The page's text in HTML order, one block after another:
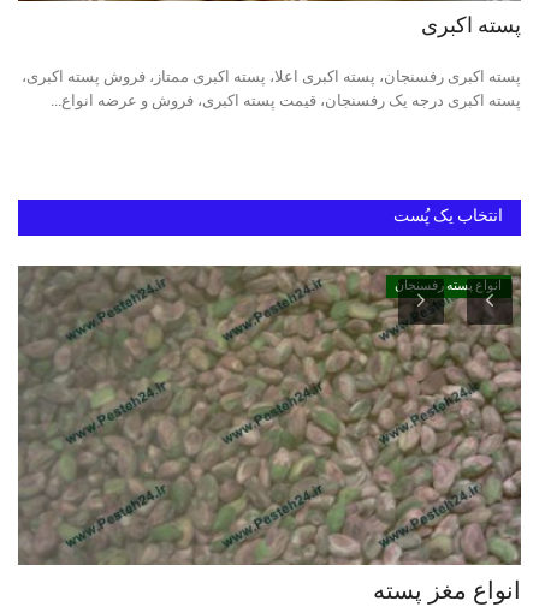
بهترین پسته ایران
پسته اکبری
پسته اکبری رفسنجان، پسته اکبری اعلا، پسته اکبری ممتاز، فروش پسته اکبری،
پسته اکبری درجه یک رفسنجان، قیمت پسته اکبری، فروش و عرضه انواع...
انتخاب یک پُست
انواع پسته رفسنجان
انواع مغز پسته